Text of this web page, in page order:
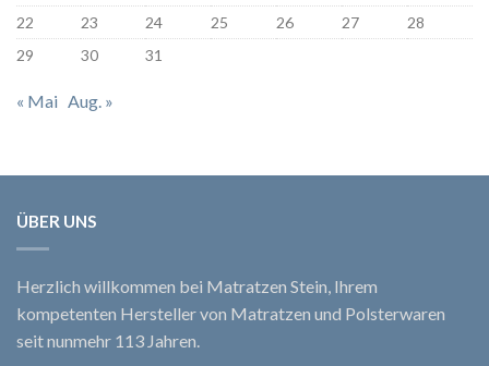
22
23 24 25 26 27
28
29
30 31
« Mai Aug. »
ÜBER UNS
Herzlich willkommen bei Matratzen Stein, Ihrem
kompetenten Hersteller von Matratzen und Polsterwaren
seit nunmehr 113 Jahren.